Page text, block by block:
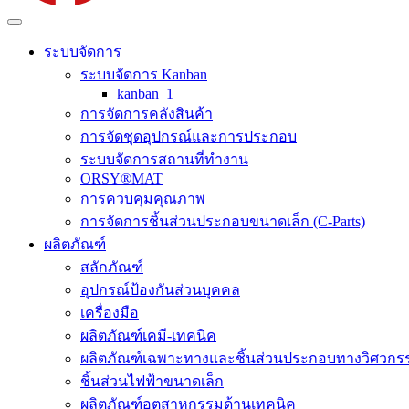
ระบบจัดการ
ระบบจัดการ Kanban
kanban_1
การจัดการคลังสินค้า
การจัดชุดอุปกรณ์และการประกอบ
ระบบจัดการสถานที่ทำงาน
ORSY®MAT
การควบคุมคุณภาพ
การจัดการชิ้นส่วนประกอบขนาดเล็ก (C-Parts)
ผลิตภัณฑ์
สลักภัณฑ์
อุปกรณ์ป้องกันส่วนบุคคล
เครื่องมือ
ผลิตภัณฑ์เคมี-เทคนิค
ผลิตภัณฑ์เฉพาะทางและชิ้นส่วนประกอบทางวิศวกร
ชิ้นส่วนไฟฟ้าขนาดเล็ก
ผลิตภัณฑ์อุตสาหกรรมด้านเทคนิค